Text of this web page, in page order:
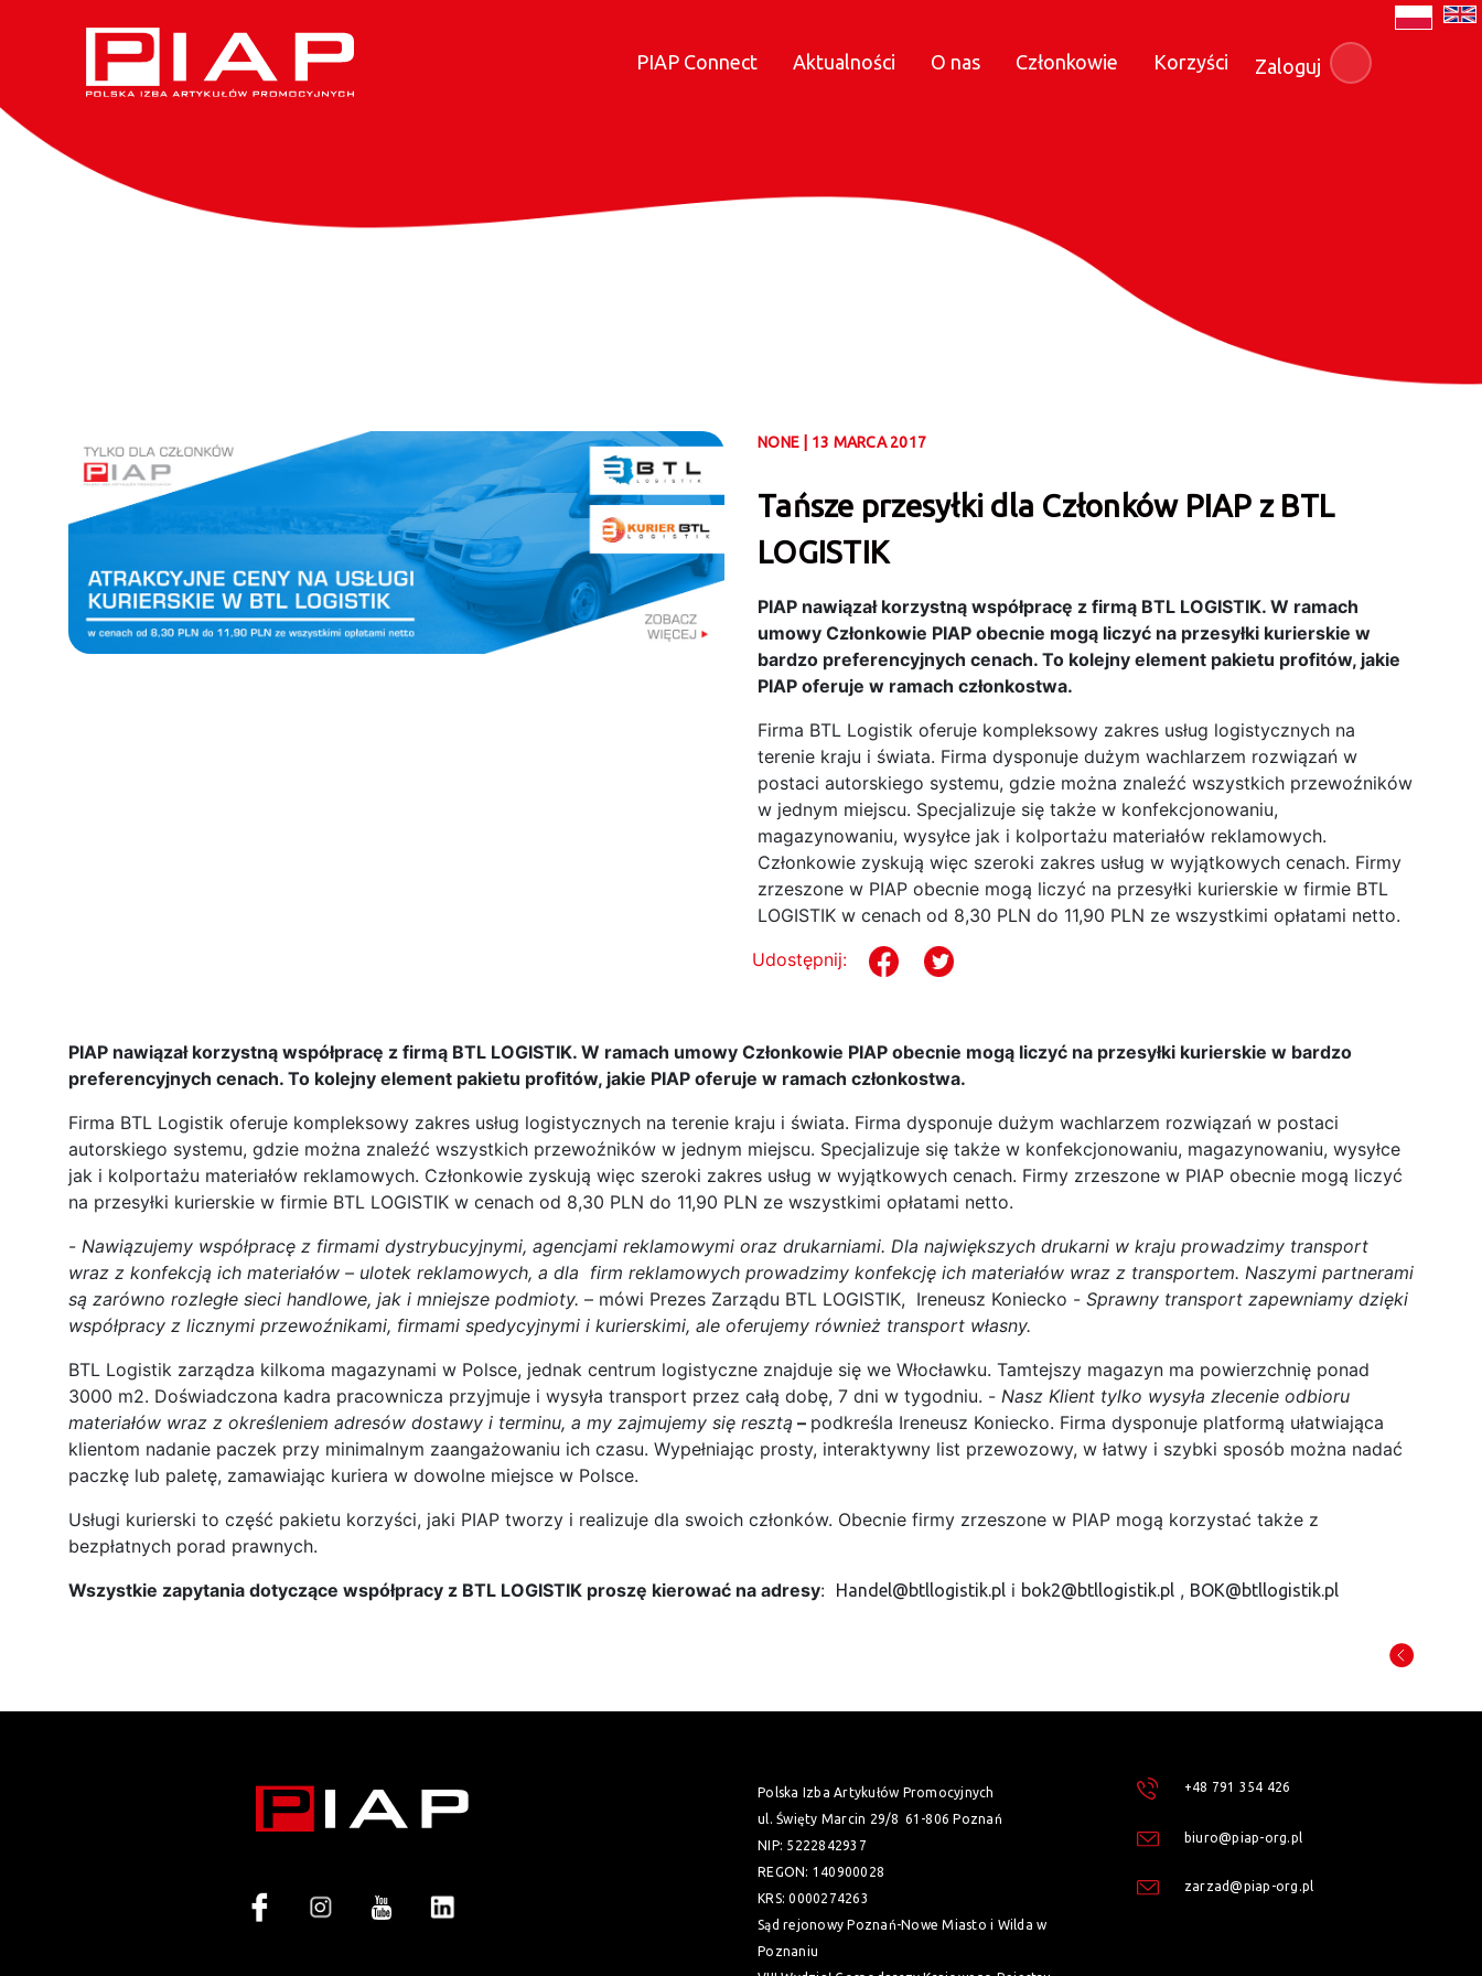
PIAP Connect Aktualności O nas Członkowie Korzyści Zaloguj
NONE | 13 MARCA 2017
Tańsze przesyłki dla Członków PIAP z BTL
LOGISTIK
PIAP nawiązał korzystną współpracę z firmą BTL LOGISTIK. W ramach
umowy Członkowie PIAP obecnie mogą liczyć na przesyłki kurierskie w
bardzo preferencyjnych cenach. To kolejny element pakietu profitów, jakie
PIAP oferuje w ramach członkostwa.
Firma BTL Logistik oferuje kompleksowy zakres usług logistycznych na
terenie kraju i świata. Firma dysponuje dużym wachlarzem rozwiązań w
postaci autorskiego systemu, gdzie można znaleźć wszystkich przewoźników
w jednym miejscu. Specjalizuje się także w konfekcjonowaniu,
magazynowaniu, wysyłce jak i kolportażu materiałów reklamowych.
Członkowie zyskują więc szeroki zakres usług w wyjątkowych cenach. Firmy
zrzeszone w PIAP obecnie mogą liczyć na przesyłki kurierskie w firmie BTL
LOGISTIK w cenach od 8,30 PLN do 11,90 PLN ze wszystkimi opłatami netto.
Udostępnij:
PIAP nawiązał korzystną współpracę z firmą BTL LOGISTIK. W ramach umowy Członkowie PIAP obecnie mogą liczyć na przesyłki kurierskie w bardzo
preferencyjnych cenach. To kolejny element pakietu profitów, jakie PIAP oferuje w ramach członkostwa.
Firma BTL Logistik oferuje kompleksowy zakres usług logistycznych na terenie kraju i świata. Firma dysponuje dużym wachlarzem rozwiązań w postaci
autorskiego systemu, gdzie można znaleźć wszystkich przewoźników w jednym miejscu. Specjalizuje się także w konfekcjonowaniu, magazynowaniu, wysyłce
jak i kolportażu materiałów reklamowych. Członkowie zyskują więc szeroki zakres usług w wyjątkowych cenach. Firmy zrzeszone w PIAP obecnie mogą liczyć
na przesyłki kurierskie w firmie BTL LOGISTIK w cenach od 8,30 PLN do 11,90 PLN ze wszystkimi opłatami netto.
- Nawiązujemy współpracę z firmami dystrybucyjnymi, agencjami reklamowymi oraz drukarniami. Dla największych drukarni w kraju prowadzimy transport
wraz z konfekcją ich materiałów – ulotek reklamowych, a dla firm reklamowych prowadzimy konfekcję ich materiałów wraz z transportem. Naszymi partnerami
są zarówno rozległe sieci handlowe, jak i mniejsze podmioty. – mówi Prezes Zarządu BTL LOGISTIK, Ireneusz Koniecko - Sprawny transport zapewniamy dzięki
współpracy z licznymi przewoźnikami, firmami spedycyjnymi i kurierskimi, ale oferujemy również transport własny.
BTL Logistik zarządza kilkoma magazynami w Polsce, jednak centrum logistyczne znajduje się we Włocławku. Tamtejszy magazyn ma powierzchnię ponad
3000 m2. Doświadczona kadra pracownicza przyjmuje i wysyła transport przez całą dobę, 7 dni w tygodniu. - Nasz Klient tylko wysyła zlecenie odbioru
materiałów wraz z określeniem adresów dostawy i terminu, a my zajmujemy się resztą – podkreśla Ireneusz Koniecko. Firma dysponuje platformą ułatwiająca
klientom nadanie paczek przy minimalnym zaangażowaniu ich czasu. Wypełniając prosty, interaktywny list przewozowy, w łatwy i szybki sposób można nadać
paczkę lub paletę, zamawiając kuriera w dowolne miejsce w Polsce.
Usługi kurierski to część pakietu korzyści, jaki PIAP tworzy i realizuje dla swoich członków. Obecnie firmy zrzeszone w PIAP mogą korzystać także z
bezpłatnych porad prawnych.
Wszystkie zapytania dotyczące współpracy z BTL LOGISTIK proszę kierować na adresy: Handel@btllogistik.pl i bok2@btllogistik.pl , BOK@btllogistik.pl
Polska Izba Artykułów Promocyjnych
ul. Święty Marcin 29/8 61-806 Poznań
NIP: 5222842937
REGON: 140900028
KRS: 0000274263
Sąd rejonowy Poznań-Nowe Miasto i Wilda w
Poznaniu
+48 791 354 426
biuro@piap-org.pl
zarzad@piap-org.pl